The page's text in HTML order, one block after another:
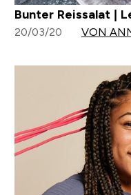
Bunter Reissalat |
20/03/20 VON